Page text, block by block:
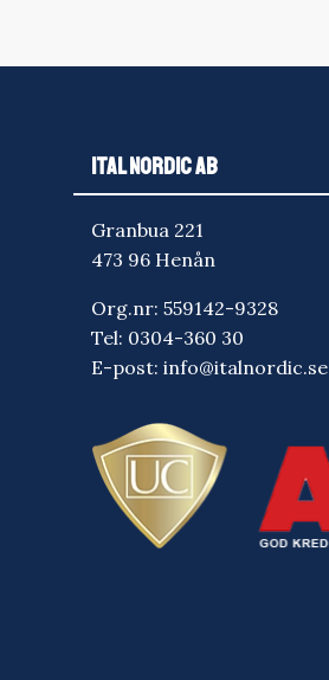
ITAL NORDIC AB
Granbua 221
473 96 Henån
Org.nr: 559142-9328
Tel: 0304-360 30
E-post: info@italnordic.se